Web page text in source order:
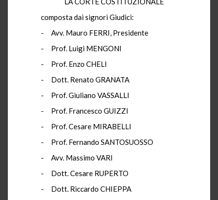
composta dai signori Giudici:
- Avv. Mauro FERRI, Presidente
- Prof. Luigi MENGONI
- Prof. Enzo CHELI
- Dott. Renato GRANATA
- Prof. Giuliano VASSALLI
- Prof. Francesco GUIZZI
- Prof. Cesare MIRABELLI
- Prof. Fernando SANTOSUOSSO
- Avv. Massimo VARI
- Dott. Cesare RUPERTO
- Dott. Riccardo CHIEPPA